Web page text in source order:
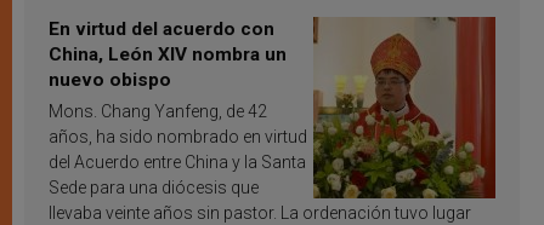
En virtud del acuerdo con
China, León XIV nombra un
nuevo obispo
Mons. Chang Yanfeng, de 42
años, ha sido nombrado en virtud
del Acuerdo entre China y la Santa
Sede para una diócesis que
llevaba veinte años sin pastor. La ordenación tuvo lugar